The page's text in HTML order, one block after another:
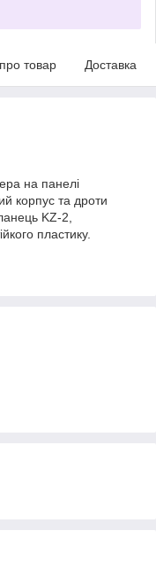
товар Доставка
на панелі
корпус та дроти
KZ-2,
пластику.